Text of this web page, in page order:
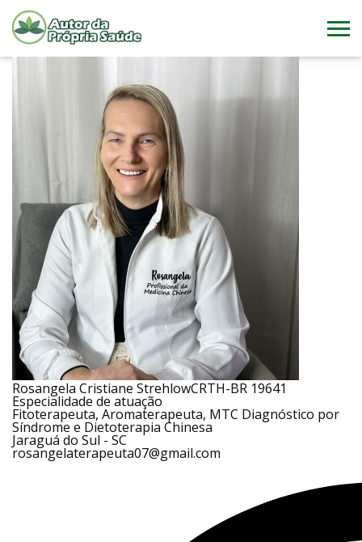
Rosangela Cristiane StrehlowCRTH-BR 19641
Especialidade de atuação
Fitoterapeuta, Aromaterapeuta, MTC Diagnóstico por
Síndrome e Dietoterapia Chinesa
Jaraguá do Sul - SC
rosangelaterapeuta07@gmail.com